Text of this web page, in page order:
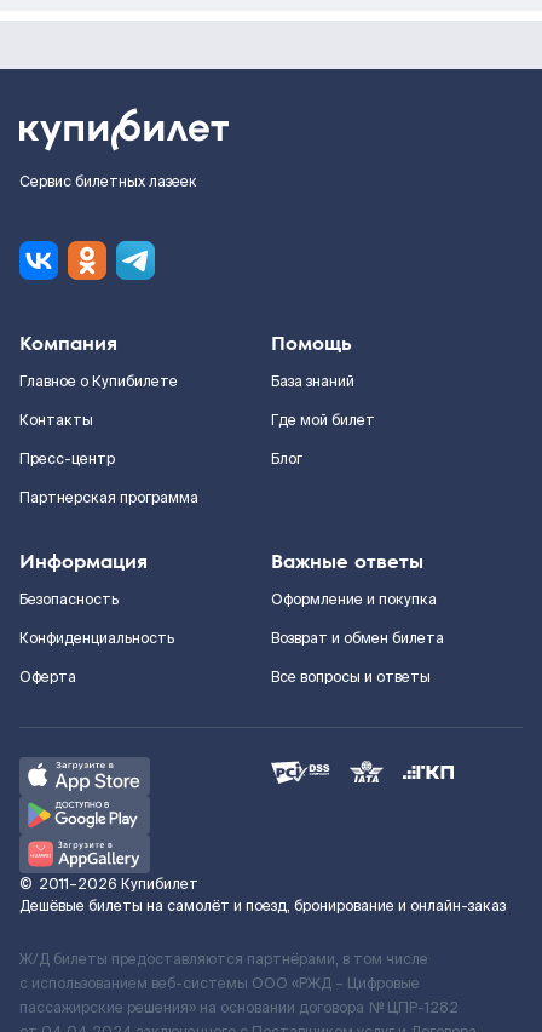
Сервис билетных лазеек
Компания
Главное о Купибилете
Контакты
Пресс-центр
Партнерская программа
Помощь
База знаний
Где мой билет
Блог
Информация
Безопасность
Конфиденциальность
Оферта
Важные ответы
Оформление и покупка
Возврат и обмен билета
Все вопросы и ответы
© 2011–2026 Купибилет
Дешёвые билеты на самолёт и поезд, бронирование и онлайн-заказ
Ж/Д билеты предоставляются партнёрами, в том числе
с использованием веб-системы ООО «РЖД – Цифровые
пассажирские решения» на основании договора № ЦПР-1282